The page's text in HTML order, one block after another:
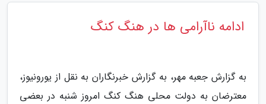
ادامه ناآرامی ها در هنگ کنگ
به گزارش جعبه مهر، به گزارش خبرنگاران به نقل از یورونیوز،
معترضان به دولت محلی هنگ کنگ امروز شنبه در بعضی